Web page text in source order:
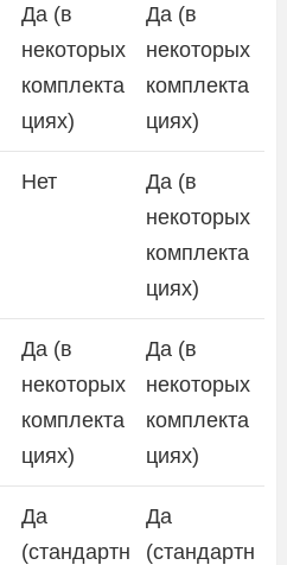
Да (в
некоторых
комплекта
циях)
Да (в
некоторых
комплекта
циях)
Нет
Да (в
некоторых
комплекта
циях)
Да (в
некоторых
комплекта
циях)
Да (в
некоторых
комплекта
циях)
Да
(стандартн
Да
(стандартн